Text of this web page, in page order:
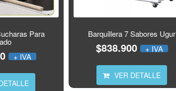
Para
+ IVA
Barquillera 7 Sabores Ugur
$838.900 + IVA
VER DETALLE